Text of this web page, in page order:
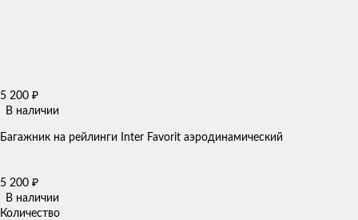
5 200 ₽
В наличии
Багажник на рейлинги Inter Favorit аэродинамический
5 200 ₽
В наличии
Количество